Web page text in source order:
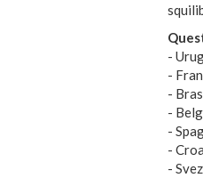
-
-
-
-
-
-
-